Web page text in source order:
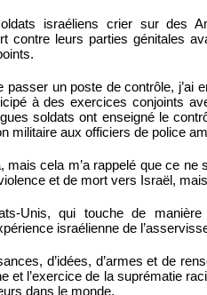
israéliens crier sur des
contre leurs parties génitales
passer un poste de contrôle, j’ai
à des exercices conjoints
soldats ont enseigné le
militaire aux officiers de police
mais cela m’a rappelé que ce
et de mort vers Israël,
Unis, qui touche de manière
israélienne de
d’idées, d’armes et de
et l’exercice de la suprématie
dans le monde.